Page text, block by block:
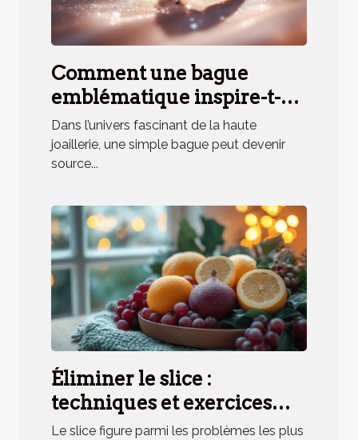
Comment une bague
emblématique inspire-t-
elle un parfum unique ?
Dans l’univers fascinant de la haute
joaillerie, une simple bague peut devenir
source...
Éliminer le slice :
techniques et exercices
pratiques
Le slice figure parmi les problèmes les plus